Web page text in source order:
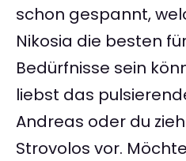
schon gespannt,
Nikosia die besten
Bedürfnisse sein
liebst das
Andreas oder du
Strovolos vor.